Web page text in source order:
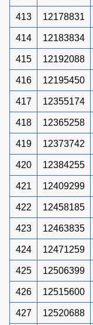
413 12178831
414 12183834
415 12192088
416 12195450
417 12355174
418 12365258
419 12373742
420 12384255
421 12409299
422 12458185
423 12463835
424 12471259
425 12506399
426 12515600
427 12520688